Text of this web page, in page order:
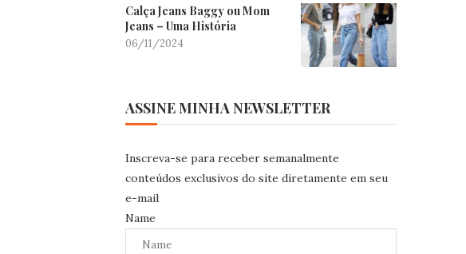
Calça Jeans Baggy ou Mom
Jeans – Uma História
06/11/2024
ASSINE MINHA NEWSLETTER
Inscreva-se para receber semanalmente
conteúdos exclusivos do site diretamente em seu
e-mail
Name